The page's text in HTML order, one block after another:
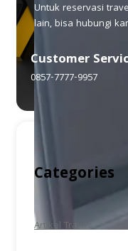
Untuk reservasi
lain, bisa hubungi
Customer
0857-7777-9957
Categories
Artikel Travel